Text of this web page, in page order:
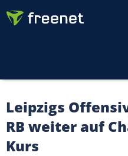
Leipzigs
RB weiter auf
Kurs